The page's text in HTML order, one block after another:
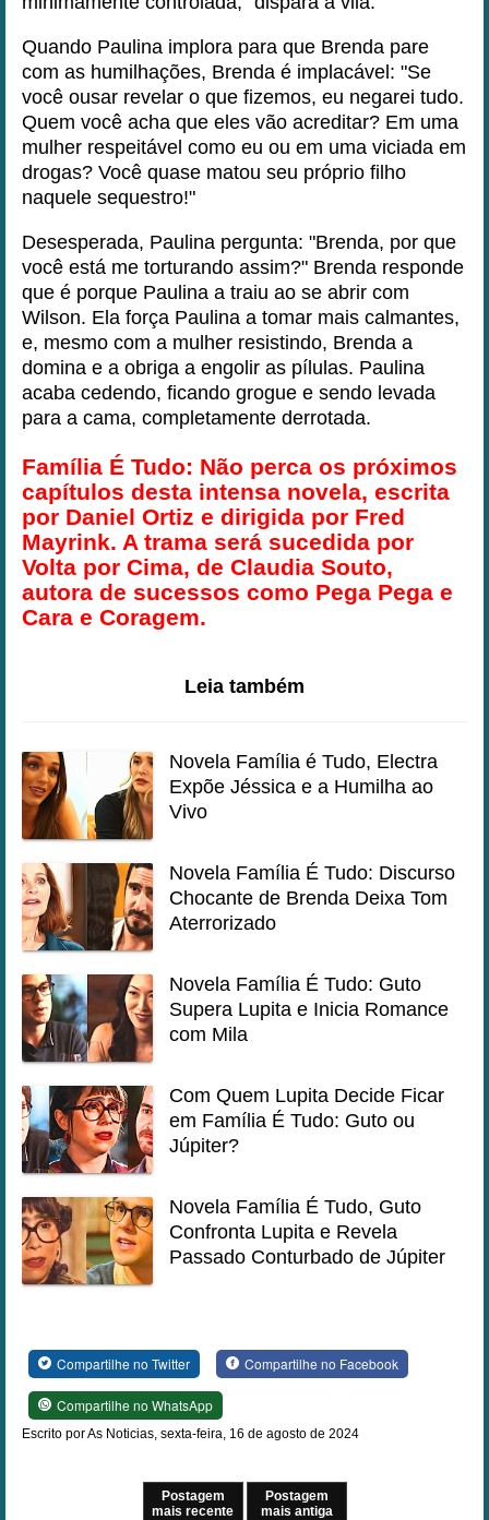
Quando Paulina implora para que Brenda pare
com as humilhações, Brenda é implacável: "Se
você ousar revelar o que fizemos, eu negarei tudo.
Quem você acha que eles vão acreditar? Em uma
mulher respeitável como eu ou em uma viciada em
drogas? Você quase matou seu próprio filho
naquele sequestro!"
Desesperada, Paulina pergunta: "Brenda, por que
você está me torturando assim?" Brenda responde
que é porque Paulina a traiu ao se abrir com
Wilson. Ela força Paulina a tomar mais calmantes,
e, mesmo com a mulher resistindo, Brenda a
domina e a obriga a engolir as pílulas. Paulina
acaba cedendo, ficando grogue e sendo levada
para a cama, completamente derrotada.
Família É Tudo: Não perca os próximos
capítulos desta intensa novela, escrita
por Daniel Ortiz e dirigida por Fred
Mayrink. A trama será sucedida por
Volta por Cima, de Claudia Souto,
autora de sucessos como Pega Pega e
Cara e Coragem.
Leia também
Novela Família é Tudo, Electra
Expõe Jéssica e a Humilha ao
Vivo
Novela Família É Tudo: Discurso
Chocante de Brenda Deixa Tom
Aterrorizado
Novela Família É Tudo: Guto
Supera Lupita e Inicia Romance
com Mila
Com Quem Lupita Decide Ficar
em Família É Tudo: Guto ou
Júpiter?
Novela Família É Tudo, Guto
Confronta Lupita e Revela
Passado Conturbado de Júpiter
Compartilhe no Twitter Compartilhe no Facebook
Compartilhe no WhatsApp
Escrito por As Noticias, sexta-feira, 16 de agosto de 2024
Postagem
mais recente
Postagem
mais antiga